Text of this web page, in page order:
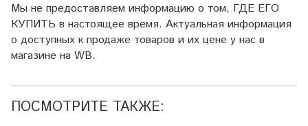
Мы не предоставляем информацию о том, ГДЕ ЕГО
КУПИТЬ в настоящее время. Актуальная информация
о доступных к продаже товаров и их цене у нас в
магазине на WB.
ПОСМОТРИТЕ ТАКЖЕ: